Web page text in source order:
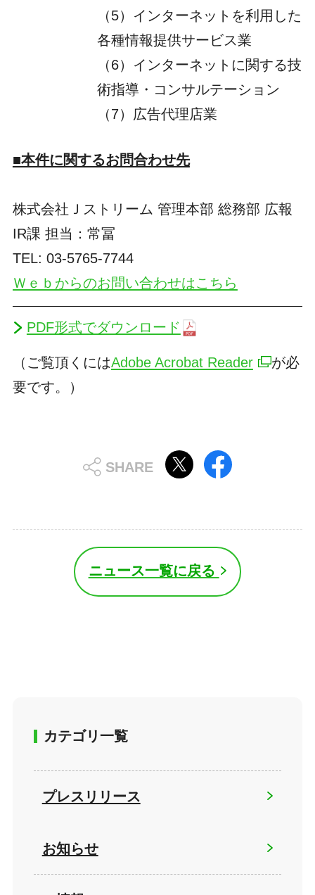
（5）インターネットを利用した
各種情報提供サービス業
（6）インターネットに関する技
術指導・コンサルテーション
（7）広告代理店業
■本件に関するお問合わせ先
株式会社Ｊストリーム 管理本部 総務部 広報
IR課 担当：常冨
TEL: 03-5765-7744
Ｗｅｂからのお問い合わせはこちら
PDF形式でダウンロード
（ご覧頂くにはAdobe Acrobat Reader
が必
要です。）
ニュース一覧に戻る
カテゴリ一覧
プレスリリース
お知らせ